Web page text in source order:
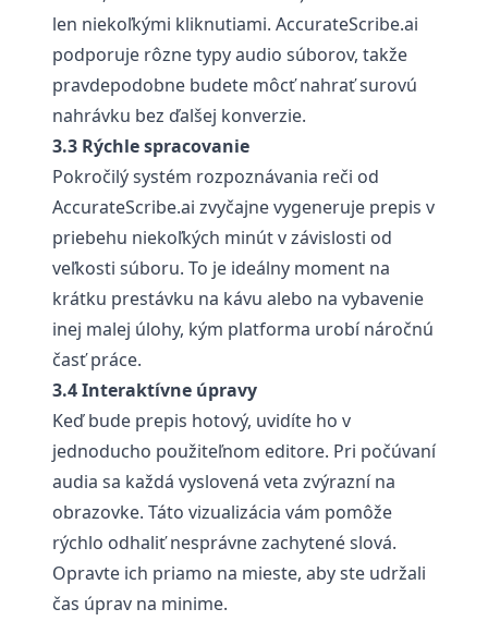
len niekoľkými kliknutiami. AccurateScribe.ai
podporuje rôzne typy audio súborov, takže
pravdepodobne budete môcť nahrať surovú
nahrávku bez ďalšej konverzie.
3.3 Rýchle spracovanie
Pokročilý systém rozpoznávania reči od
AccurateScribe.ai zvyčajne vygeneruje prepis v
priebehu niekoľkých minút v závislosti od
veľkosti súboru. To je ideálny moment na
krátku prestávku na kávu alebo na vybavenie
inej malej úlohy, kým platforma urobí náročnú
časť práce.
3.4 Interaktívne úpravy
Keď bude prepis hotový, uvidíte ho v
jednoducho použiteľnom editore. Pri počúvaní
audia sa každá vyslovená veta zvýrazní na
obrazovke. Táto vizualizácia vám pomôže
rýchlo odhaliť nesprávne zachytené slová.
Opravte ich priamo na mieste, aby ste udržali
čas úprav na minime.